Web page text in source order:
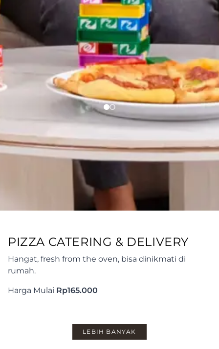
PIZZA CATERING & DELIVERY
Hangat, fresh from the oven, bisa dinikmati di
rumah.
Harga Mulai Rp165.000
LEBIH BANYAK